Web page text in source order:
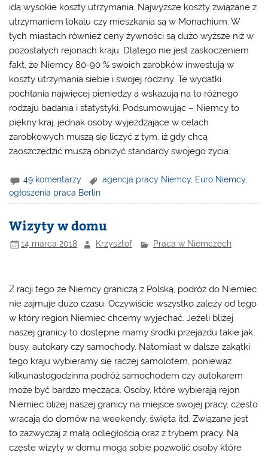
idą wysokie koszty utrzymania. Najwyższe koszty związane z
utrzymaniem lokalu czy mieszkania są w Monachium. W
tych miastach również ceny żywności są dużo wyższe niż w
pozostałych rejonach kraju. Dlatego nie jest zaskoczeniem
fakt, że Niemcy 80-90 % swoich zarobków inwestują w
koszty utrzymania siebie i swojej rodziny. Te wydatki
pochłania najwięcej pieniędzy a wskazują na to różnego
rodzaju badania i statystyki. Podsumowując – Niemcy to
piękny kraj, jednak osoby wyjeżdżające w celach
zarobkowych muszą się liczyć z tym, iż gdy chcą
zaoszczędzić muszą obniżyć standardy swojego życia.
49 komentarzy agencja pracy Niemcy, Euro Niemcy,
ogłoszenia praca Berlin
Wizyty w domu
14 marca 2018 Krzysztof Praca w Niemczech
Z racji tego że Niemcy graniczą z Polską, podróż do Niemiec
nie zajmuje dużo czasu. Oczywiście wszystko zależy od tego
w który region Niemiec chcemy wyjechać. Jeżeli bliżej
naszej granicy to dostępne mamy środki przejazdu takie jak,
busy, autokary czy samochody. Natomiast w dalsze zakątki
tego kraju wybieramy się raczej samolotem, ponieważ
kilkunastogodzinna podróż samochodem czy autokarem
może być bardzo męcząca. Osoby, które wybierają rejon
Niemiec bliżej naszej granicy na miejsce swojej pracy, często
wracają do domów na weekendy, święta itd. Związane jest
to zazwyczaj z małą odległością oraz z trybem pracy. Na
częste wizyty w domu mogą sobie pozwolić osoby które